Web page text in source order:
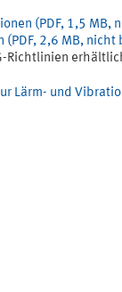
(PDF, 1,5 MB,
(PDF, 2,6 MB, nicht
Richtlinien
Lärm- und